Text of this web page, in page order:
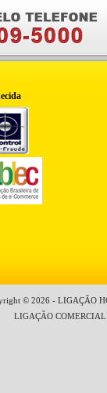
© 2026 - LIGAÇÃO
LIGAÇÃO